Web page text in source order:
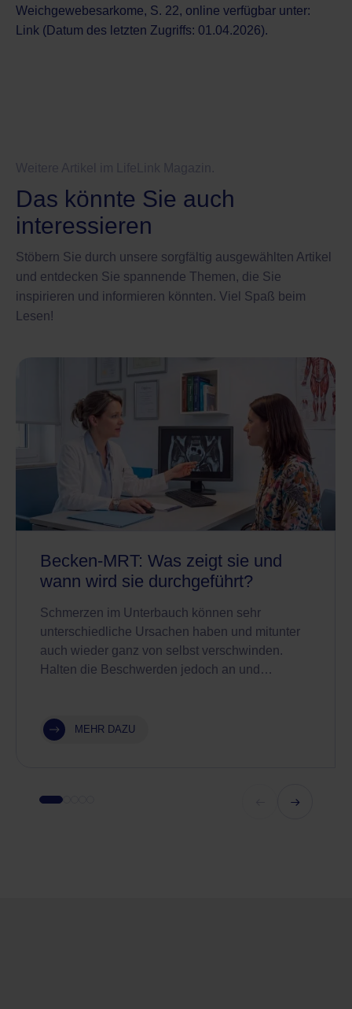
Weichgewebesarkome, S. 22, online verfügbar unter:
Link (Datum des letzten Zugriffs: 01.04.2026).
Das könnte Sie auch
interessieren
Stöbern Sie durch unsere sorgfältig ausgewählten Artikel
und entdecken Sie spannende Themen, die Sie
inspirieren und informieren könnten. Viel Spaß beim
Lesen!
Becken-MRT: Was zeigt sie und
wann wird sie durchgeführt?
Schmerzen im Unterbauch können sehr
unterschiedliche Ursachen haben und mitunter
auch wieder ganz von selbst verschwinden.
Halten die Beschwerden jedoch an und…
MEHR DAZU